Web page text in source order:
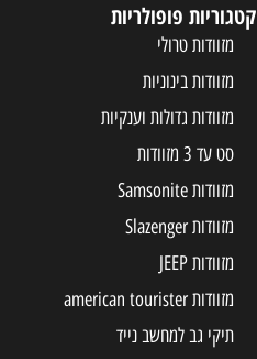
קטגוריות פופולריות
מזוודות טרולי
מזוודות בינוניות
מזוודות גדולות וענקיות
סט עד 3 מזוודות
מזוודות Samsonite
מזוודות Slazenger
מזוודות JEEP
מזוודות american tourister
תיקי גב למחשב נייד